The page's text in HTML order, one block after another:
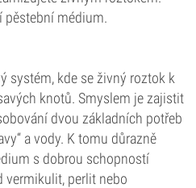
pěstební médium.
systém, kde se živný roztok k
knotů. Smyslem je zajistit
dvou základních potřeb
a vody. K tomu důrazně
s dobrou schopností
vermikulit, perlit nebo